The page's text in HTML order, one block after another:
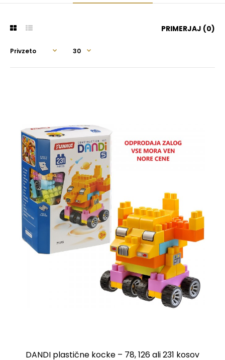
PRIMERJAJ (0)
DANDI plastične kocke – 78, 126 ali 231 kosov